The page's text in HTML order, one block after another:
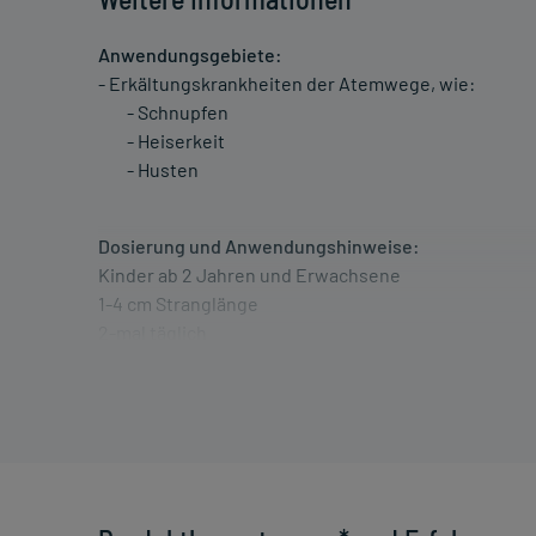
Anwendungsgebiete:
- Erkältungskrankheiten der Atemwege, wie:
- Schnupfen
- Heiserkeit
- Husten
Dosierung und Anwendungshinweise:
Kinder ab 2 Jahren und Erwachsene
1-4 cm Stranglänge